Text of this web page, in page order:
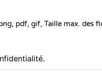
pdf, gif, Taille max. des